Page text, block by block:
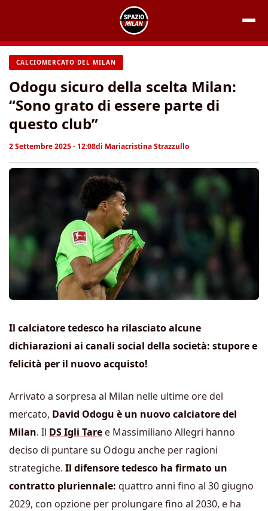
contenuto
CALCIOMERCATO DEL MILAN
Odogu sicuro della scelta Milan:
“Sono grato di essere parte di
questo club”
2 Settembre 2025 - 12:08di Mariacristina Strazzullo
Il calciatore tedesco ha rilasciato alcune
dichiarazioni ai canali social della società: stupore e
felicità per il nuovo acquisto!
Arrivato a sorpresa al Milan nelle ultime ore del
mercato, David Odogu è un nuovo calciatore del
Milan. Il DS Igli Tare e Massimiliano Allegri hanno
deciso di puntare su Odogu anche per ragioni
strategiche. Il difensore tedesco ha firmato un
contratto pluriennale: quattro anni fino al 30 giugno
2029, con opzione per prolungare fino al 2030, e ha